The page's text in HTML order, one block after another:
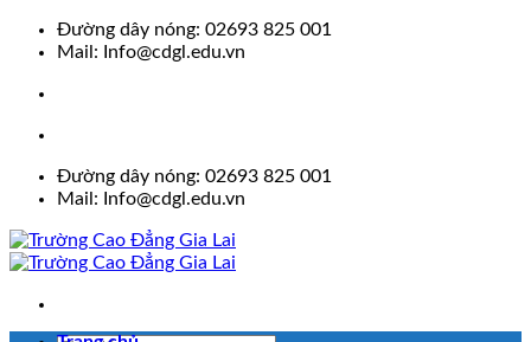
Skip
Đường dây nóng: 02693 825 001
Mail: Info@cdgl.edu.vn
Đường dây nóng: 02693 825 001
Mail: Info@cdgl.edu.vn